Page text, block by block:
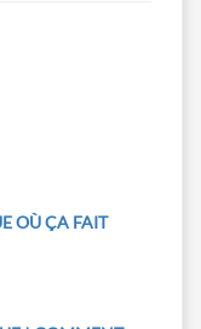
OÙ ÇA FAIT